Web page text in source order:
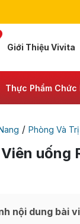
Giới Thiệu Vivita
Thực Phẩm Chức
/ Phòng Và Trị
uống
nội dung bài